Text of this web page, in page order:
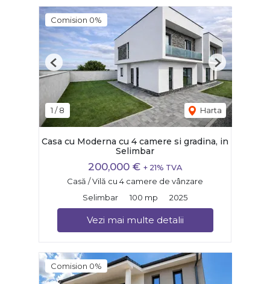
Comision 0%
1 /8 Harta
Previous Next
Casa cu Moderna cu 4 camere si gradina, in
Selimbar
200,000 € + 21% TVA
Casă / Vilă cu 4 camere de vânzare
Selimbar
100 mp 2025
Vezi mai multe detalii
Comision 0%